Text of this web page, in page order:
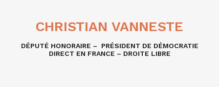
CHRISTIAN VANNESTE
DÉPUTÉ HONORAIRE – PRÉSIDENT DE DÉMOCRATIE
DIRECT EN FRANCE – DROITE LIBRE